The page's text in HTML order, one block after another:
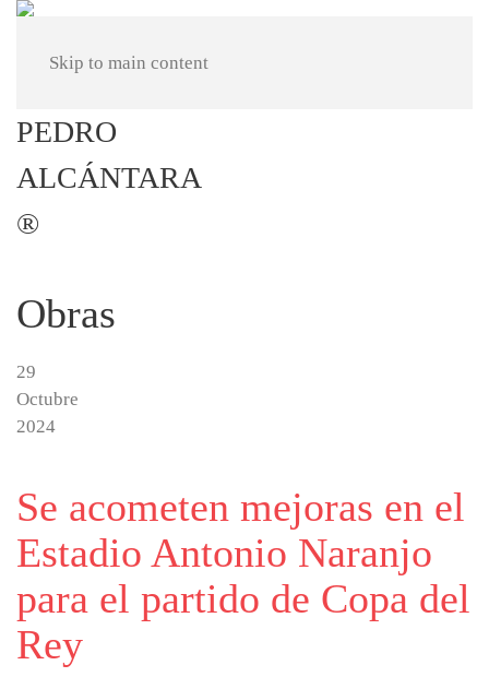
Skip to main content
Obras
29
Octubre
2024
Se acometen mejoras en el
Estadio Antonio Naranjo
para el partido de Copa del
Rey